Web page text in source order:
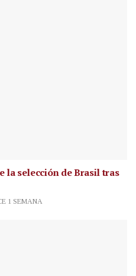
la selección de Brasil tras
1 SEMANA